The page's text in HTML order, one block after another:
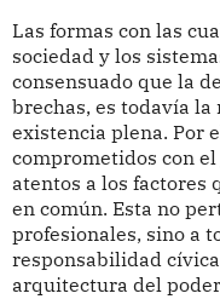
Las formas con las
sociedad y los
consensuado que la
brechas, es todavía
existencia plena. Por
comprometidos con
atentos a los factores
en común. Esta no
profesionales, sino a
responsabilidad
arquitectura del